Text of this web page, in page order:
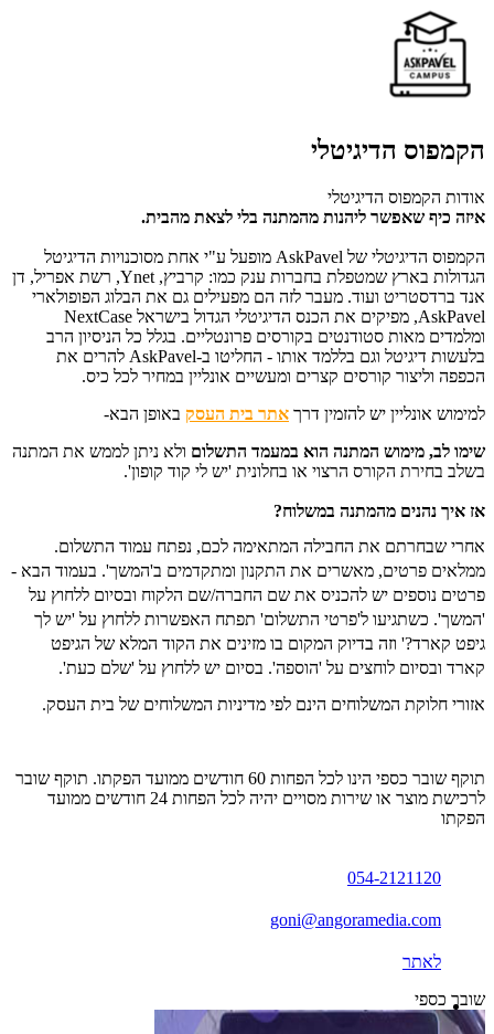
הקמפוס הדיגיטלי
אודות הקמפוס הדיגיטלי
איזה כיף שאפשר ליהנות מהמתנה בלי לצאת מהבית.
הקמפוס הדיגיטלי של AskPavel מופעל ע"י אחת מסוכנויות הדיגיטל
הגדולות בארץ שמטפלת בחברות ענק כמו: קרביץ, Ynet, רשת אפריל, דן
אנד ברדסטריט ועוד. מעבר לזה הם מפעילים גם את הבלוג הפופולארי
AskPavel, מפיקים את הכנס הדיגיטלי הגדול בישראל NextCase
ומלמדים מאות סטודנטים בקורסים פרונטליים. בגלל כל הניסיון הרב
בלעשות דיגיטל וגם בללמד אותו - החליטו ב-AskPavel להרים את
הכפפה וליצור קורסים קצרים ומעשיים אונליין במחיר לכל כיס.
למימוש אונליין יש להזמין דרך אתר בית העסק באופן הבא-
שימו לב, מימוש המתנה הוא במעמד התשלום ולא ניתן לממש את המתנה
בשלב בחירת הקורס הרצוי או בחלונית 'יש לי קוד קופון'.
אז איך נהנים מהמתנה במשלוח?
אחרי שבחרתם את החבילה המתאימה לכם, נפתח עמוד התשלום.
ממלאים פרטים, מאשרים את התקנון ומתקדמים ב'המשך'. בעמוד הבא -
פרטים נוספים יש להכניס את שם החברה/שם הלקוח ובסיום ללחוץ על
'המשך'. כשתגיעו ל'פרטי התשלום' תפתח האפשרות ללחוץ על 'יש לך
גיפט קארד?' וזה בדיוק המקום בו מזינים את הקוד המלא של הגיפט
קארד ובסיום לוחצים על 'הוספה'. בסיום יש ללחוץ על 'שלם כעת'.
אזורי חלוקת המשלוחים הינם לפי מדיניות המשלוחים של בית העסק.
תוקף שובר כספי הינו לכל הפחות 60 חודשים ממועד הפקתו. תוקף שובר
לרכישת מוצר או שירות מסויים יהיה לכל הפחות 24 חודשים ממועד
הפקתו
054-2121120
goni@angoramedia.com
לאתר
שובר כספי